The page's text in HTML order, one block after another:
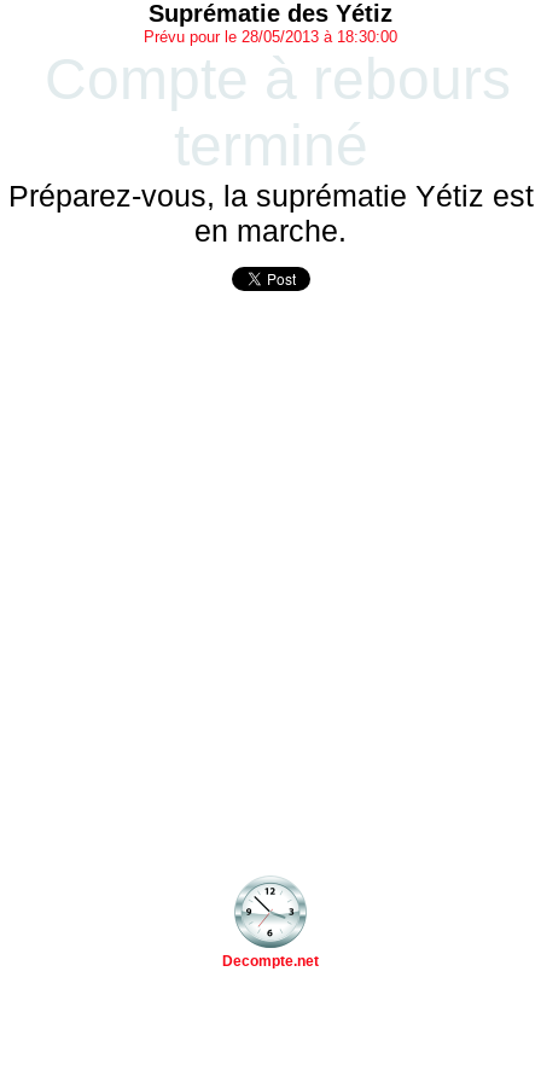
Suprématie des Yétiz
Prévu pour le 28/05/2013 à 18:30:00
Compte à rebours
terminé
Préparez-vous, la suprématie Yétiz est
en marche.
Decompte.net